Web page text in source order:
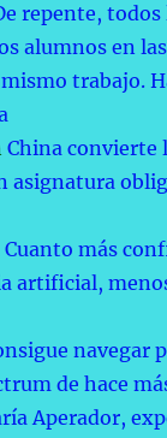
repente,
alumnos en
trabajo.
China convierte
asignatura
Cuanto más
artificial,
navegar
de hace
Aperador,